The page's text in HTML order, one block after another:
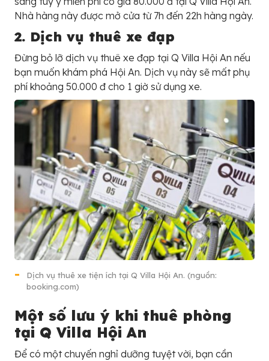
Nhà hàng này được mở cửa từ 7h đến 22h hàng ngày.
2. Dịch vụ thuê xe đạp
Đừng bỏ lỡ dịch vụ thuê xe đạp tại Q Villa Hội An nếu
bạn muốn khám phá Hội An. Dịch vụ này sẽ mất phụ
phí khoảng 50.000 đ cho 1 giờ sử dụng xe.
Dịch vụ thuê xe tiện ích tại Q Villa Hội An. (nguồn:
booking.com)
Một số lưu ý khi thuê phòng
tại Q Villa Hội An
Để có một chuyến nghỉ dưỡng tuyệt vời, bạn cần